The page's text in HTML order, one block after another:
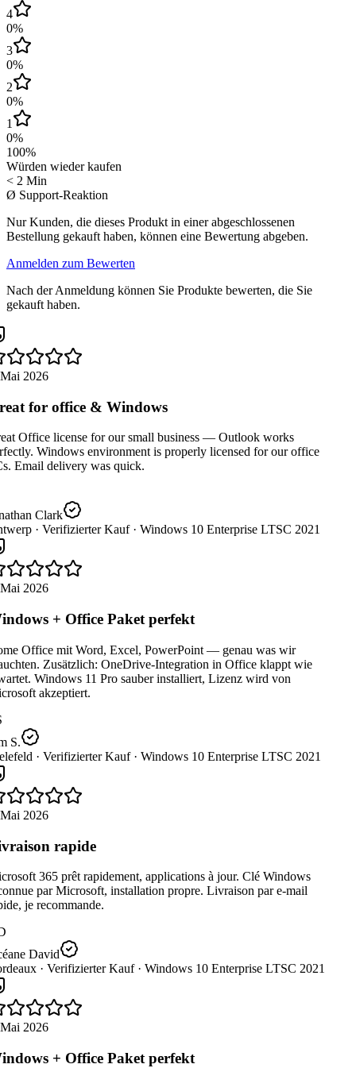
4
0%
3
0%
2
0%
1
0%
100%
Würden wieder kaufen
< 2 Min
Ø Support-Reaktion
Nur Kunden, die dieses Produkt in einer abgeschlossenen
Bestellung gekauft haben, können eine Bewertung abgeben.
Anmelden zum Bewerten
Nach der Anmeldung können Sie Produkte bewerten, die Sie
gekauft haben.
2026
for office & Windows
Office license for our small business — Outlook works
Windows environment is properly licensed for our office
Email delivery was quick.
Clark
· Verifizierter Kauf · Windows 10 Enterprise LTSC 2021
2026
+ Office Paket perfekt
Office mit Word, Excel, PowerPoint — genau was wir
Zusätzlich: OneDrive-Integration in Office klappt wie
Windows 11 Pro sauber installiert, Lizenz wird von
akzeptiert.
S.
· Verifizierter Kauf · Windows 10 Enterprise LTSC 2021
2026
rapide
365 prêt rapidement, applications à jour. Clé Windows
par Microsoft, installation propre. Livraison par e-mail
je recommande.
David
· Verifizierter Kauf · Windows 10 Enterprise LTSC 2021
2026
+ Office Paket perfekt